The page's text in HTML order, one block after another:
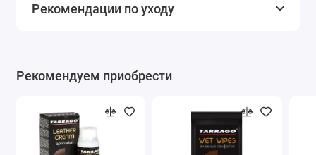
Рекомендации по уходу
Рекомендуем приобрести